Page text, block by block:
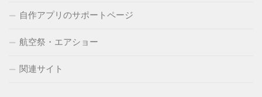
自作アプリのサポートページ
航空祭・エアショー
関連サイト